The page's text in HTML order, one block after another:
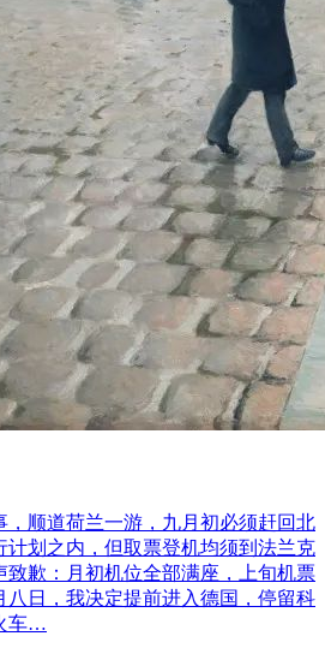
，顺道荷兰一游，九月初必须赶回北
计划之内，但取票登机均须到法兰克
致歉：月初机位全部满座，上旬机票
八日，我决定提前进入德国，停留科
车…